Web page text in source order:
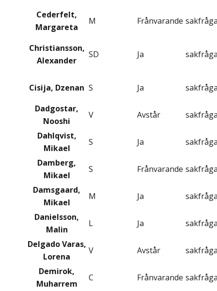
Cederfelt,
Margareta
M Frånvarande
Christiansson,
Alexander
SD Ja
Cisija, Dzenan S Ja
Dadgostar,
Nooshi
V Avstår
Dahlqvist,
Mikael
S Ja
Damberg,
Mikael
S Frånvarande
Damsgaard,
Mikael
M Ja
Danielsson,
Malin
L Ja
Delgado Varas,
Lorena
V Avstår
Demirok,
Muharrem
C Frånvarande